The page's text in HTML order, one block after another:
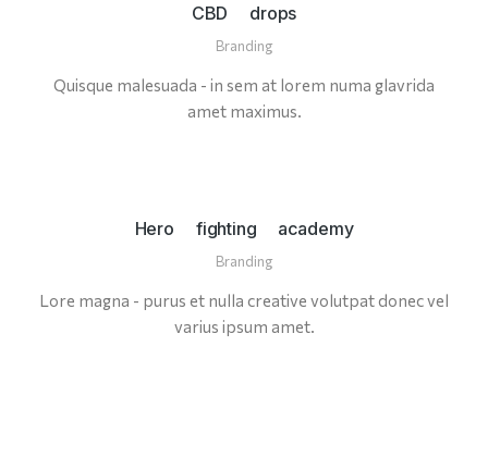
CBD drops
Branding
Quisque malesuada - in sem at lorem numa glavrida
amet maximus.
Hero fighting academy
Branding
Lore magna - purus et nulla creative volutpat donec vel
varius ipsum amet.